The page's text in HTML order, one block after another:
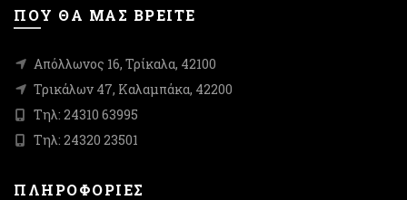
ΠΟΥ ΘΑ ΜΑΣ ΒΡΕΙΤΕ
Απόλλωνος 16, Τρίκαλα, 42100
Τρικάλων 47, Καλαμπάκα, 42200
Τηλ: 24310 63995
Τηλ: 24320 23501
ΠΛΗΡΟΦΟΡΙΕΣ